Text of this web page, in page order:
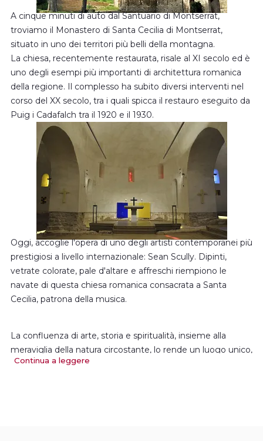
A cinque minuti di auto dal Santuario di Montserrat,
troviamo il Monastero di Santa Cecilia di Montserrat,
situato in uno dei territori più belli della montagna.
La chiesa, recentemente restaurata, risale al XI secolo ed è
uno degli esempi più importanti di architettura romanica
della regione. Il complesso ha subito diversi interventi nel
corso del XX secolo, tra i quali spicca il restauro eseguito da
Puig i Cadafalch tra il 1920 e il 1930.
Oggi, accoglie l'opera di uno degli artisti contemporanei più
prestigiosi a livello internazionale: Sean Scully. Dipinti,
vetrate colorate, pale d'altare e affreschi riempiono le
navate di questa chiesa romanica consacrata a Santa
Cecilia, patrona della musica.
La confluenza di arte, storia e spiritualità, insieme alla
meraviglia della natura circostante, lo rende un luogo unico,
che non si può non visitare.
Continua a leggere